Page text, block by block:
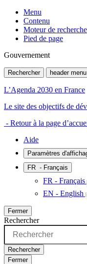
Menu
Contenu
Moteur de recherche
Pied de page
Gouvernement
Rechercher header menu
L’Agenda 2030 en France
Le site des objectifs de
- Retour à la page
Aide
Paramètres
FR - Français
FR - Français
EN - English
Fermer
Rechercher
Rechercher
Fermer